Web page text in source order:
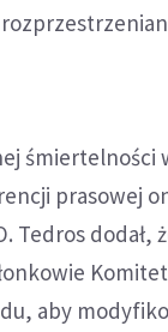
śmiertelności
prasowej
Tedros dodał,
aby